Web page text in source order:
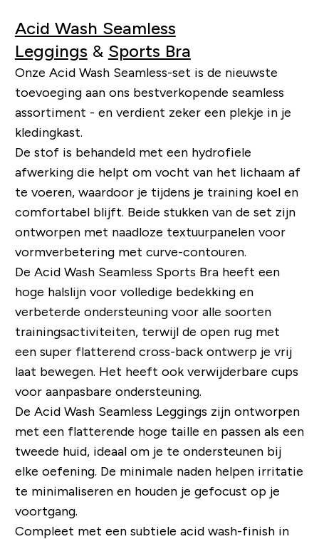
Acid Wash Seamless
Leggings & Sports Bra
Onze Acid Wash Seamless-set is de nieuwste
toevoeging aan ons bestverkopende seamless
assortiment - en verdient zeker een plekje in je
kledingkast.
De stof is behandeld met een hydrofiele
afwerking die helpt om vocht van het lichaam af
te voeren, waardoor je tijdens je training koel en
comfortabel blijft. Beide stukken van de set zijn
ontworpen met naadloze textuurpanelen voor
vormverbetering met curve-contouren.
De Acid Wash Seamless Sports Bra heeft een
hoge halslijn voor volledige bedekking en
verbeterde ondersteuning voor alle soorten
trainingsactiviteiten, terwijl de open rug met
een super flatterend cross-back ontwerp je vrij
laat bewegen. Het heeft ook verwijderbare cups
voor aanpasbare ondersteuning.
De Acid Wash Seamless Leggings zijn ontworpen
met een flatterende hoge taille en passen als een
tweede huid, ideaal om je te ondersteunen bij
elke oefening. De minimale naden helpen irritatie
te minimaliseren en houden je gefocust op je
voortgang.
Compleet met een subtiele acid wash-finish in